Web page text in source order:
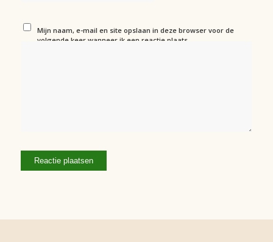
Mijn naam, e-mail en site opslaan in deze browser voor de
volgende keer wanneer ik een reactie plaats.